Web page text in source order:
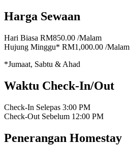
Harga Sewaan
Hari Biasa RM850.00 /Malam
Hujung Minggu* RM1,000.00 /Malam
*Jumaat, Sabtu & Ahad
Waktu Check-In/Out
Check-In Selepas 3:00 PM
Check-Out Sebelum 12:00 PM
Penerangan Homestay